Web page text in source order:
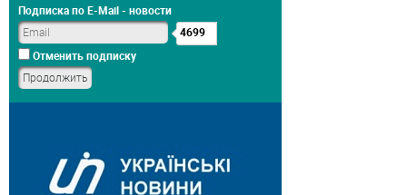
Подписка по E-Mail - новости
4699
Отменить подписку